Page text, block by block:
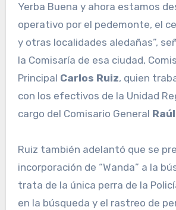
Yerba Buena y ahora estamos
operativo por el pedemonte, el
y otras localidades aledañas”,
la Comisaría de esa ciudad,
Principal Carlos Ruiz, quien
con los efectivos de la Unidad
cargo del Comisario General
Ruiz también adelantó que se
incorporación de “Wanda” a la
trata de la única perra de la
en la búsqueda y el rastreo de